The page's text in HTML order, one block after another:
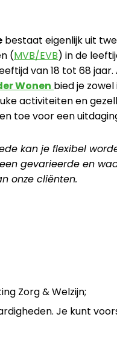
bestaat eigenlijk uit
(MVB/EVB) in de
van 18 tot 68
Wonen bied je
activiteiten en
toe voor een
kan je flexibel
gevarieerde en
onze cliënten.
Zorg & Welzijn;
Je kunt